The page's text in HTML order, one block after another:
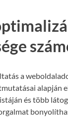
a
alapján
és több